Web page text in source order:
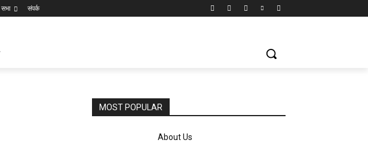
सभा संपर्क
MOST POPULAR
About Us